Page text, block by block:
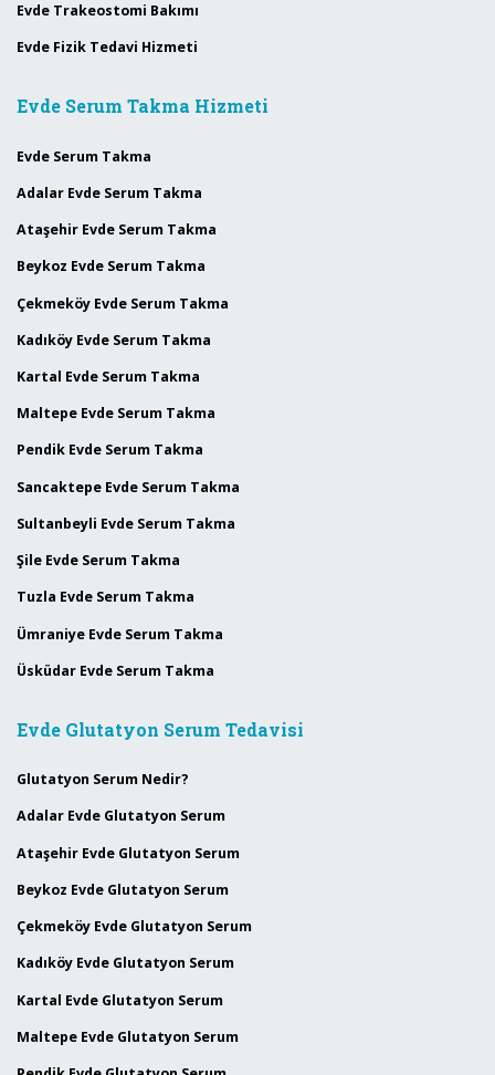
Evde Trakeostomi Bakımı
Evde Fizik Tedavi Hizmeti
Evde Serum Takma Hizmeti
Evde Serum Takma
Adalar Evde Serum Takma
Ataşehir Evde Serum Takma
Beykoz Evde Serum Takma
Çekmeköy Evde Serum Takma
Kadıköy Evde Serum Takma
Kartal Evde Serum Takma
Maltepe Evde Serum Takma
Pendik Evde Serum Takma
Sancaktepe Evde Serum Takma
Sultanbeyli Evde Serum Takma
Şile Evde Serum Takma
Tuzla Evde Serum Takma
Ümraniye Evde Serum Takma
Üsküdar Evde Serum Takma
Evde Glutatyon Serum Tedavisi
Glutatyon Serum Nedir?
Adalar Evde Glutatyon Serum
Ataşehir Evde Glutatyon Serum
Beykoz Evde Glutatyon Serum
Çekmeköy Evde Glutatyon Serum
Kadıköy Evde Glutatyon Serum
Kartal Evde Glutatyon Serum
Maltepe Evde Glutatyon Serum